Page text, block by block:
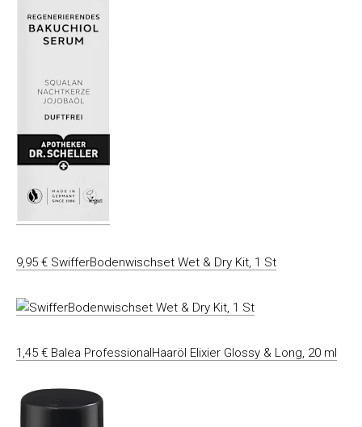
9,95 € SwifferBodenwischset Wet & Dry Kit, 1 St
1,45 € Balea ProfessionalHaaröl Elixier Glossy & Long, 20 ml